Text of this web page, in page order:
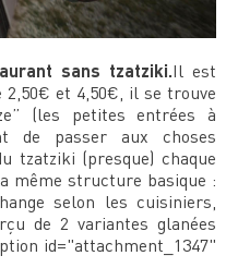
sans tzatziki.Il est
et 4,50€, il se trouve
(les petites entrées à
de passer aux choses
tzatziki (presque) chaque
même structure basique :
selon les cuisiniers,
de 2 variantes glanées
id="attachment_1347"